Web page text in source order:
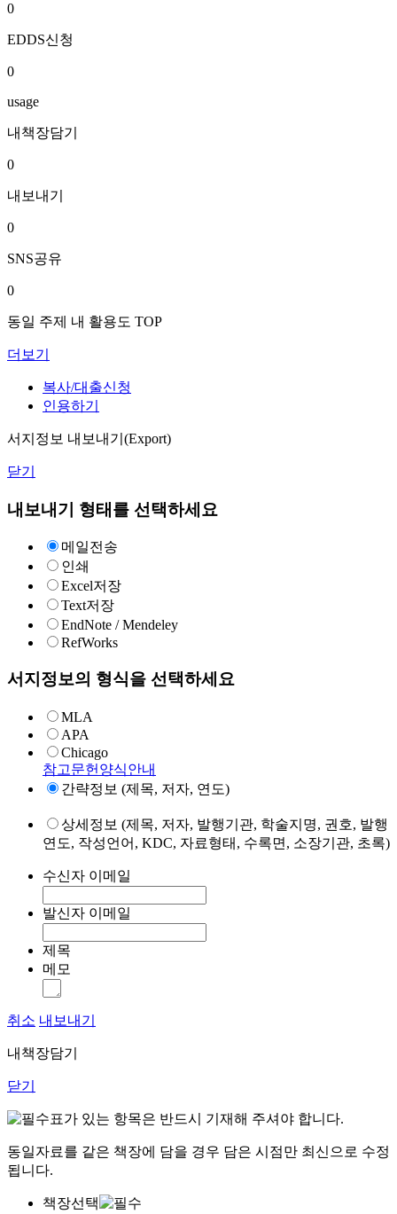
0
EDDS신청
0
usage
내책장담기
0
내보내기
0
SNS공유
0
동일 주제 내 활용도 TOP
더보기
복사/대출신청
인용하기
서지정보 내보내기(Export)
닫기
내보내기 형태를 선택하세요
메일전송
인쇄
Excel저장
Text저장
EndNote / Mendeley
RefWorks
서지정보의 형식을 선택하세요
MLA
APA
Chicago
참고문헌양식안내
간략정보 (제목, 저자, 연도)
상세정보 (제목, 저자, 발행기관, 학술지명, 권호, 발행
연도, 작성언어, KDC, 자료형태, 수록면, 소장기관, 초록)
수신자 이메일
발신자 이메일
제목
메모
취소 내보내기
내책장담기
닫기
표가 있는 항목은 반드시 기재해 주셔야 합니다.
동일자료를 같은 책장에 담을 경우 담은 시점만 최신으로 수정
됩니다.
책장선택